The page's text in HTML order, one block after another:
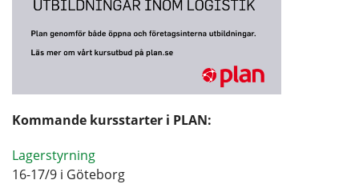
Kommande kursstarter i PLAN:
Lagerstyrning
16-17/9 i Göteborg